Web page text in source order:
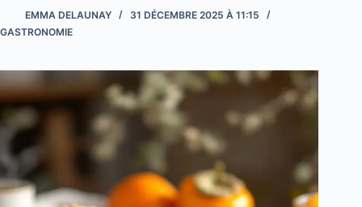
EMMA DELAUNAY
31 DÉCEMBRE 2025 À 11:15
GASTRONOMIE